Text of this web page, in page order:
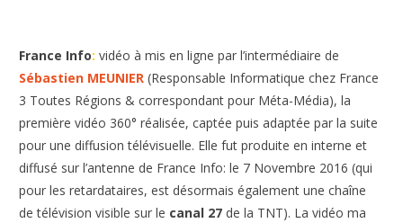
France Info: vidéo à mis en ligne par l’intermédiaire de
Sébastien MEUNIER (Responsable Informatique chez France
3 Toutes Régions & correspondant pour Méta-Média), la
première vidéo 360° réalisée, captée puis adaptée par la suite
pour une diffusion télévisuelle. Elle fut produite en interne et
diffusé sur l’antenne de France Info: le 7 Novembre 2016 (qui
pour les retardataires, est désormais également une chaîne
de télévision visible sur le canal 27 de la TNT). La vidéo ma